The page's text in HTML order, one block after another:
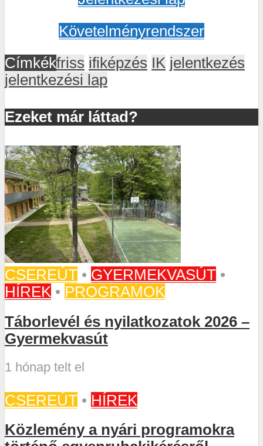
Követelményrendszer
Címkékfriss ifiképzés IK jelentkezés
jelentkezési lap
Ezeket már láttad?
CSEREÚT • GYERMEKVASÚT •
HÍREK • PROGRAMOK
Táborlevél és nyilatkozatok 2026 –
Gyermekvasút
1 hónap telt el
CSEREÚT • HÍREK
Közlemény a nyári programokra